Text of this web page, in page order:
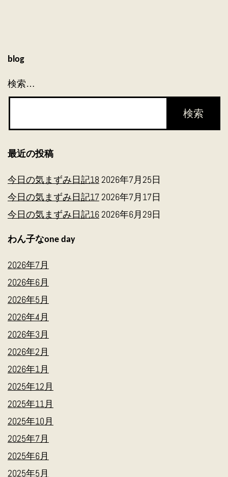
ン
blog
検索…
最近の投稿
今日の気まずみ日記18 2026年7月25日
今日の気まずみ日記172026年7月17日
今日の気まずみ日記162026年6月29日
わん子なone day
2026年7月
2026年6月
2026年5月
2026年4月
2026年3月
2026年2月
2026年1月
2025年12月
2025年11月
2025年10月
2025年7月
2025年6月
2025年5月